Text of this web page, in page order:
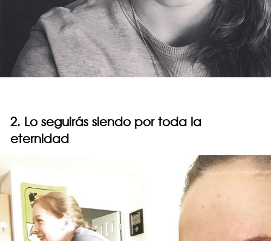
2. Lo seguirás siendo por toda la
eternidad